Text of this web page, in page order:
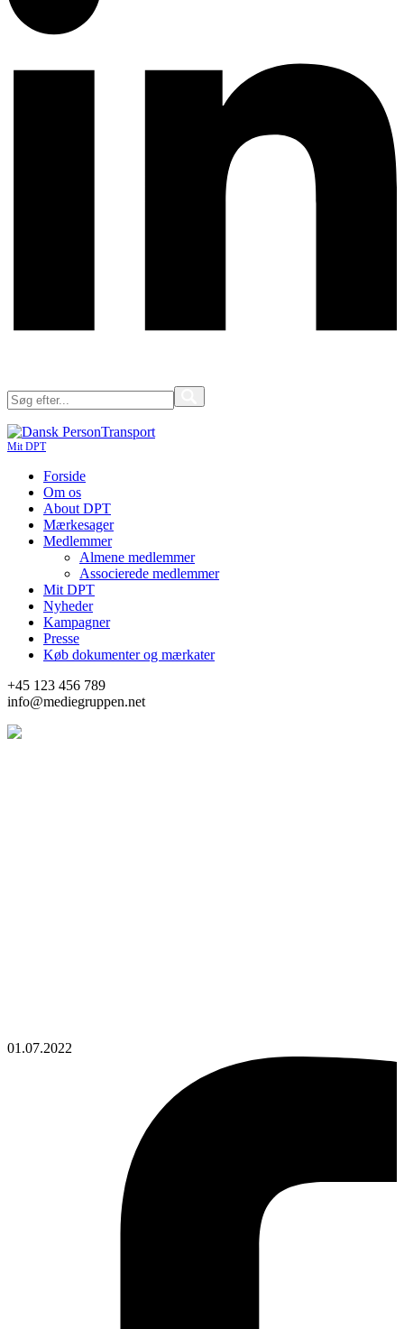
Mit DPT
Forside
Om os
About DPT
Mærkesager
Medlemmer
Almene medlemmer
Associerede medlemmer
Mit DPT
Nyheder
Kampagner
Presse
Køb dokumenter og mærkater
+45 123 456 789
info@mediegruppen.net
01.07.2022